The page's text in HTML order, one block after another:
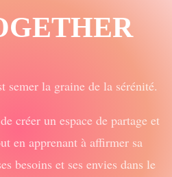
semer la graine de la sérénité.
créer un espace de partage et
en apprenant à affirmer sa
besoins et ses envies dans le